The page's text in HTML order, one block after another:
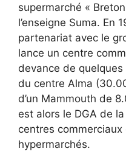
supermarché «
l’enseigne Suma. En
partenariat avec le
lance un centre
devance de
du centre Alma
d’un Mammouth de
est alors le DGA de
centres
hypermarchés.